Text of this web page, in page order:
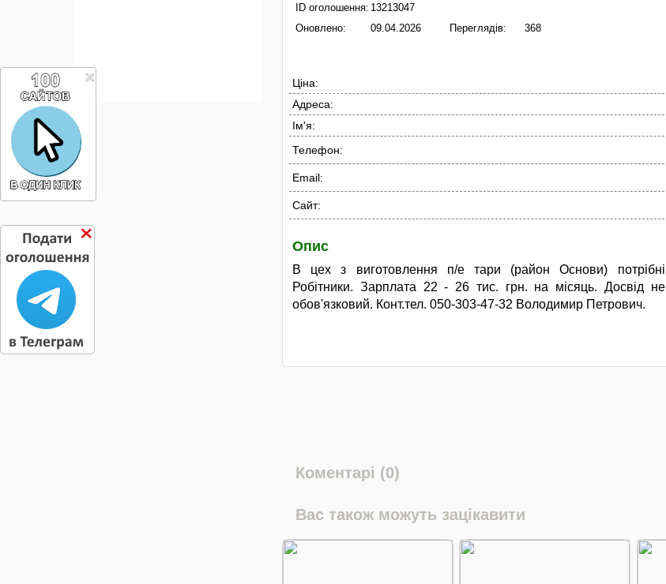
ID оголошення: 13213047
Оновлено:
09.04.2026 Переглядів: 368
Ціна:
Адреса:
Ім'я:
Телефон:
Email:
Сайт:
Опис
В цех з виготовлення п/е тари (район Основи) потрібні
Робітники. Зарплата 22 - 26 тис. грн. на місяць. Досвід не
обов'язковий. Конт.тел. 050-303-47-32 Володимир Петрович.
Коментарі (0)
Вас також можуть зацікавити